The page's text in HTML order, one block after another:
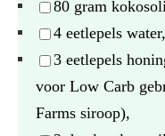
80 gram
4 eetlepels water,
3 eetlepels
voor Low Carb
Farms siroop),